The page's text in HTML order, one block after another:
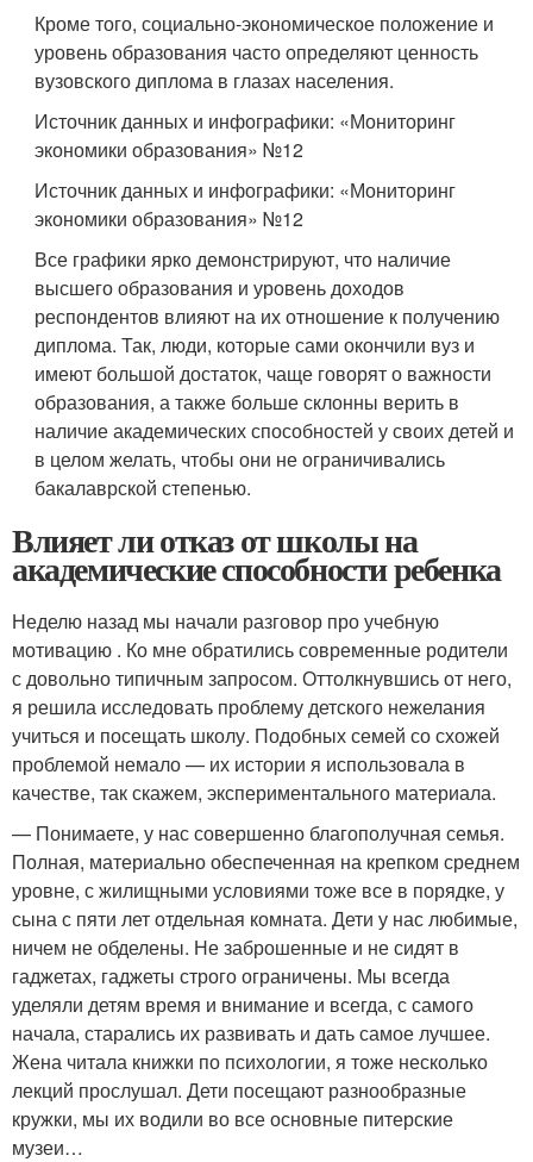
Кроме того, социально-экономическое положение и
уровень образования часто определяют ценность
вузовского диплома в глазах населения.
Источник данных и инфографики: «Мониторинг
экономики образования» №12
Источник данных и инфографики: «Мониторинг
экономики образования» №12
Все графики ярко демонстрируют, что наличие
высшего образования и уровень доходов
респондентов влияют на их отношение к получению
диплома. Так, люди, которые сами окончили вуз и
имеют большой достаток, чаще говорят о важности
образования, а также больше склонны верить в
наличие академических способностей у своих детей и
в целом желать, чтобы они не ограничивались
бакалаврской степенью.
Влияет ли отказ от школы на
академические способности ребенка
Неделю назад мы начали разговор про учебную
мотивацию . Ко мне обратились современные родители
с довольно типичным запросом. Оттолкнувшись от него,
я решила исследовать проблему детского нежелания
учиться и посещать школу. Подобных семей со схожей
проблемой немало — их истории я использовала в
качестве, так скажем, экспериментального материала.
— Понимаете, у нас совершенно благополучная семья.
Полная, материально обеспеченная на крепком среднем
уровне, с жилищными условиями тоже все в порядке, у
сына с пяти лет отдельная комната. Дети у нас любимые,
ничем не обделены. Не заброшенные и не сидят в
гаджетах, гаджеты строго ограничены. Мы всегда
уделяли детям время и внимание и всегда, с самого
начала, старались их развивать и дать самое лучшее.
Жена читала книжки по психологии, я тоже несколько
лекций прослушал. Дети посещают разнообразные
кружки, мы их водили во все основные питерские
музеи…